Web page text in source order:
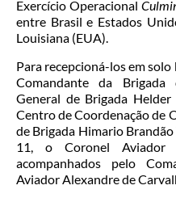
Exercício Operacional
entre Brasil e Estados
Louisiana (EUA).
Para recepcioná-los em
Comandante da Brigada
General de Brigada
Centro de Coordenação de
de Brigada Himario
11, o Coronel Aviador
acompanhados pelo
Aviador Alexandre de